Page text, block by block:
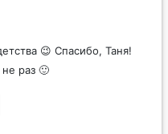
😉 Спасибо, Таня!
раз 🙂